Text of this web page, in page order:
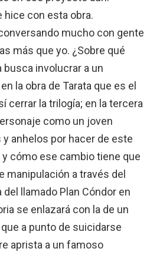
hice con esta obra.
mucho con gente
más que yo. ¿Sobre qué
busca involucrar a un
la obra de Tarata que es el
cerrar la trilogía; en la tercera
como un joven
anhelos por hacer de este
cómo ese cambio tiene que
manipulación a través del
llamado Plan Cóndor en
se enlazará con la de un
a punto de suicidarse
aprista a un famoso